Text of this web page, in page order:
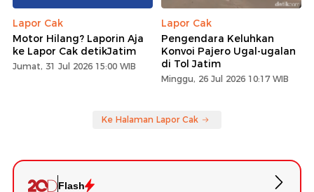
Lapor Cak
Motor Hilang? Laporin Aja
ke Lapor Cak detikJatim
Jumat, 31 Jul 2026 15:00 WIB
Lapor Cak
Pengendara Keluhkan
Konvoi Pajero Ugal-ugalan
di Tol Jatim
Minggu, 26 Jul 2026 10:17 WIB
Ke Halaman Lapor Cak
Flash